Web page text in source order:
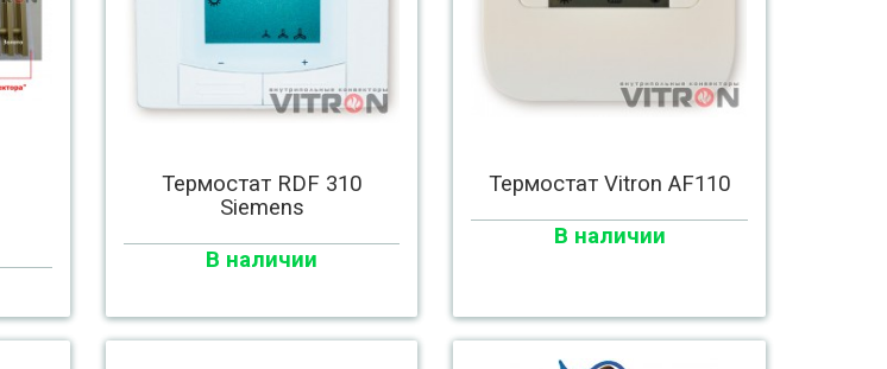
Термостат RDF 310
Siemens
В наличии
Термостат Vitron AF110
В наличии